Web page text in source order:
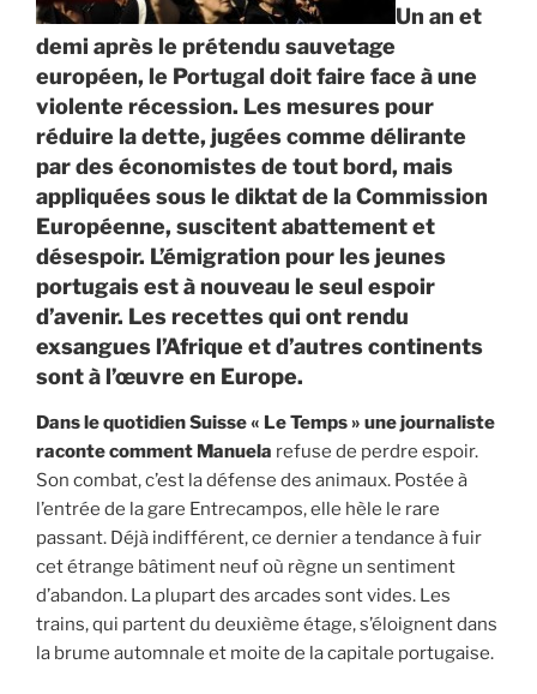
Un an et
demi après le prétendu sauvetage
européen, le Portugal doit faire face à une
violente récession. Les mesures pour
réduire la dette, jugées comme délirante
par des économistes de tout bord, mais
appliquées sous le diktat de la Commission
Européenne, suscitent abattement et
désespoir. L’émigration pour les jeunes
portugais est à nouveau le seul espoir
d’avenir. Les recettesqui ont rendu
exsangues l’Afrique et d’autres continents
sont à l’œuvre en Europe.
Dans le quotidien Suisse « Le Temps » une journaliste
raconte comment Manuela refuse de perdre espoir.
Son combat, c’est la défense des animaux. Postée à
l’entrée de la gare Entrecampos, elle hèle le rare
passant. Déjà indifférent, ce dernier a tendance à fuir
cet étrange bâtiment neuf où règne un sentiment
d’abandon. La plupart des arcades sont vides. Les
trains, qui partent du deuxième étage, s’éloignent dans
la brume automnale et moite de la capitale portugaise.